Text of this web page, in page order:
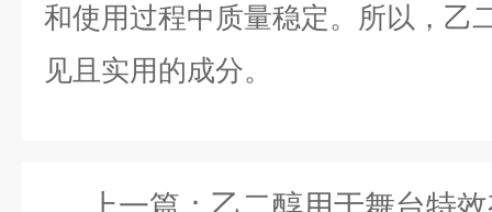
和使用过程中质量稳定。所以，乙
见且实用的成分。